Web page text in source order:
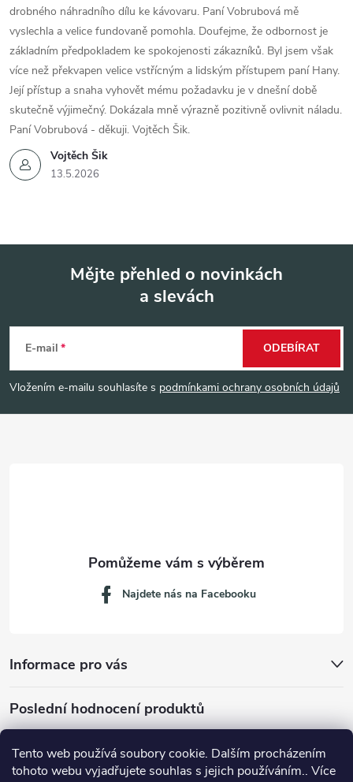
Tento web používá soubory cookie. Dalším procházením
tohoto webu vyjadřujete souhlas s jejich používáním.. Více
Vojtěch Šik
13.5.2026
drobného náhradního dílu ke kávovaru. Paní Vobrubová mě
vyslechla a velice fundovaně pomohla. Doufejme, že odbornost je
základním předpokladem ke spokojenosti zákazníků. Byl jsem však
více než překvapen velice vstřícným a lidským přístupem paní Hany.
Její přístup a snaha vyhovět mému požadavku je v dnešní době
skutečně výjimečný. Dokázala mně výrazně pozitivně ovlivnit náladu.
Paní Vobrubová - děkuji. Vojtěch Šik.
p
a
Mějte přehled o novinkách
a slevách
E-mail
Vložením e-mailu souhlasíte s podmínkami ochrany osobních údajů
ODEBÍRAT
Informace pro vás
Najdete nás na Facebooku
Poslední hodnocení produktů
Dávkovací lžička na mletou kávu 53132C8134